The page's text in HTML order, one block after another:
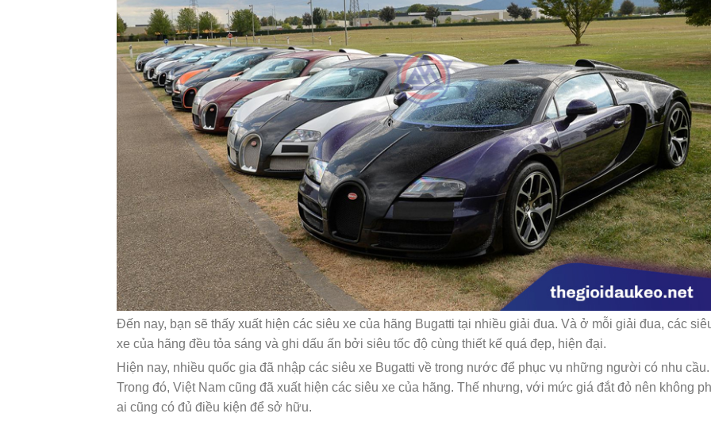
Đến nay, bạn sẽ thấy xuất hiện các siêu xe của hãng Bugatti tại nhiều giải đua. Và ở mỗi giải đua, các
xe của hãng đều tỏa sáng và ghi dấu ấn bởi siêu tốc độ cùng thiết kế quá đẹp, hiện đại.
Hiện nay, nhiều quốc gia đã nhập các siêu xe Bugatti về trong nước để phục vụ những người có nhu cầu.
Trong đó, Việt Nam cũng đã xuất hiện các siêu xe của hãng. Thế nhưng, với mức giá đắt đỏ nên không
ai cũng có đủ điều kiện để sở hữu.